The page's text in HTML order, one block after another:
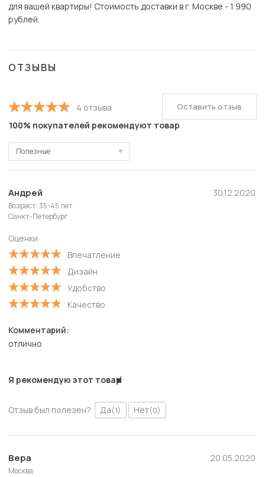
для вашей квартиры! Стоимость доставки в г. Москве - 1 990
рублей.
ОТЗЫВЫ
4 отзыва
100% покупателей рекомендуют товар
Полезные
Полезные
Новые
Старые
С низкой оценкой
Андрей
Возраст: 35-45 лет
Санкт-Петербург
Оценки
Впечатление
Дизайн
Удобство
Качество
30.12.2020
Комментарий:
отлично
Я рекомендую этот товар
Отзыв был полезен? Да(1) Нет(0)
Вера
Москва
20.05.2020
Оставить отзыв